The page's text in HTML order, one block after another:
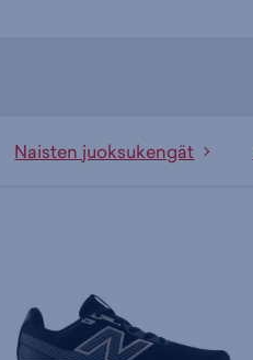
Naisten juoksukengät